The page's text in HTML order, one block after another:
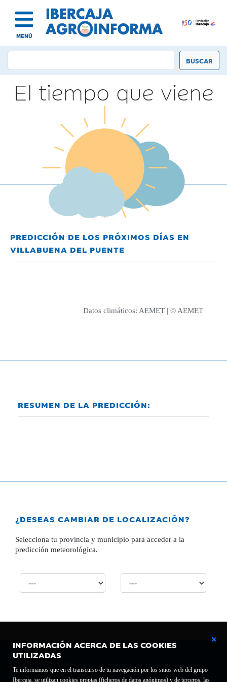
MENÚ
INFORMACIÓN ACERCA DE LAS COOKIES
UTILIZADAS
Te informamos que en el transcurso de tu navegación por los sitios web del grupo
Ibercaja, se utilizan cookies propias (ficheros de datos anónimos) y de terceros, las
El tiempo que viene
PREDICCIÓN DE LOS PRÓXIMOS DÍAS EN
VILLABUENA DEL PUENTE
Datos climáticos: AEMET | © AEMET
RESUMEN DE LA PREDICCIÓN:
¿DESEAS CAMBIAR DE LOCALIZACIÓN?
Selecciona tu provincia y municipio para acceder a la
predicción meteorológica.